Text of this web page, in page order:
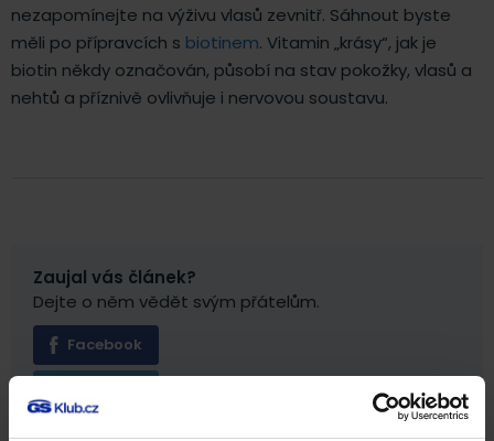
nezapomínejte na výživu vlasů zevnitř. Sáhnout byste
měli po přípravcích s biotinem. Vitamin „krásy“, jak je
biotin někdy označován, působí na stav pokožky, vlasů a
nehtů a příznivě ovlivňuje i nervovou soustavu.
Zaujal vás článek?
Dejte o něm vědět svým přátelům.
Facebook
E-mail